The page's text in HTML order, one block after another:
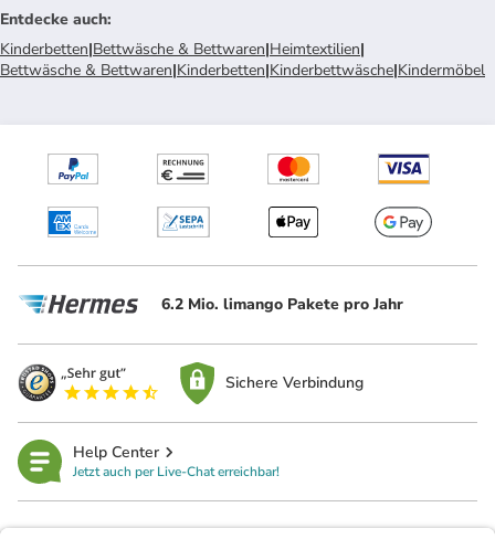
Entdecke auch:
Kinderbetten|Bettwäsche & Bettwaren|Heimtextilien|
Bettwäsche & Bettwaren|Kinderbetten|Kinderbettwäsche|Kindermöbel
6.2 Mio. limango Pakete pro Jahr
Sichere Verbindung
Help Center
Jetzt auch per Live-Chat erreichbar!